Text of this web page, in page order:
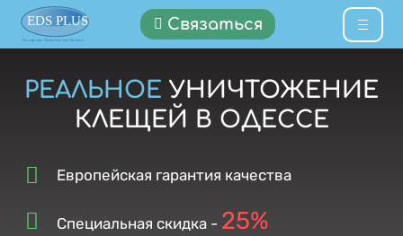
Связаться
РЕАЛЬНОЕ УНИЧТОЖЕНИЕ
КЛЕЩЕЙ В ОДЕССЕ
Европейская гарантия качества
Специальная скидка - 25%